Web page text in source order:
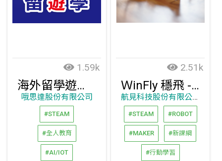
1.59k
海外留學遊學代辦一站式服務
哦思達股份有限公司
#STEAM
#全人教育
#AI/IOT
2.51k
ＷinFly 穩飛 - 木質定高飛行器
航見科技股份有限公司
#STEAM #ROBOT
#MAKER #新課綱
#行動學習